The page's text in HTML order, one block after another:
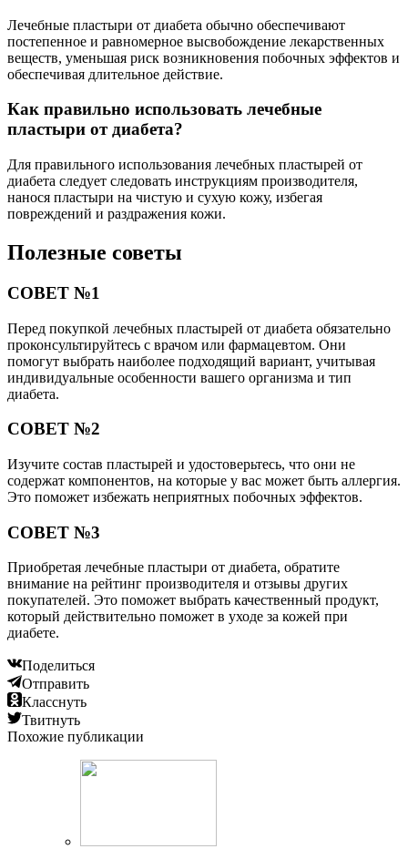
Лечебные пластыри от диабета обычно обеспечивают
постепенное и равномерное высвобождение лекарственных
веществ, уменьшая риск возникновения побочных эффектов и
обеспечивая длительное действие.
Как правильно использовать лечебные
пластыри от диабета?
Для правильного использования лечебных пластырей от
диабета следует следовать инструкциям производителя,
нанося пластыри на чистую и сухую кожу, избегая
повреждений и раздражения кожи.
Полезные советы
СОВЕТ №1
Перед покупкой лечебных пластырей от диабета обязательно
проконсультируйтесь с врачом или фармацевтом. Они
помогут выбрать наиболее подходящий вариант, учитывая
индивидуальные особенности вашего организма и тип
диабета.
СОВЕТ №2
Изучите состав пластырей и удостоверьтесь, что они не
содержат компонентов, на которые у вас может быть аллергия.
Это поможет избежать неприятных побочных эффектов.
СОВЕТ №3
Приобретая лечебные пластыри от диабета, обратите
внимание на рейтинг производителя и отзывы других
покупателей. Это поможет выбрать качественный продукт,
который действительно поможет в уходе за кожей при
диабете.
Поделиться
Отправить
Класснуть
Твитнуть
Похожие публикации